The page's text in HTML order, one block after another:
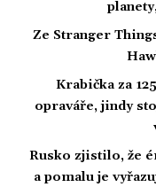
Ze Stranger
Krabička za
opraváře, jindy
Rusko zjistilo, že
a pomalu je